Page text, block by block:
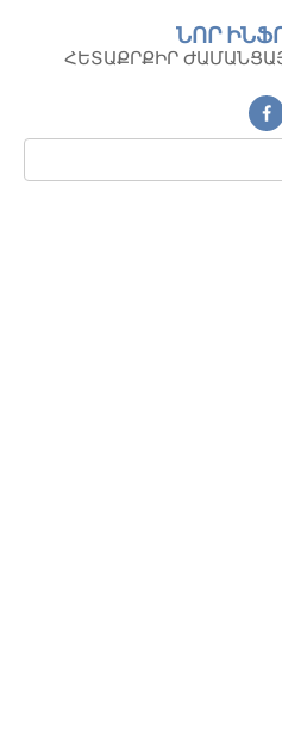
контенту
ՆՈՐ
ՀԵՏԱՔՐՔԻՐ
Поиск: